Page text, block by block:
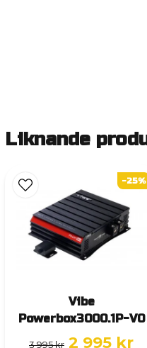
Liknande
Vibe
Powerbox3000.1P-V0
3 995 kr 2 995 kr
-25%